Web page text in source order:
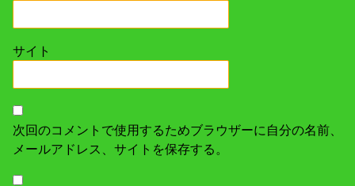
サイト
次回のコメントで使用するためブラウザーに自分の名前、
メールアドレス、サイトを保存する。